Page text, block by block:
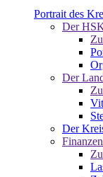
Portrait des
Der
Der
Der